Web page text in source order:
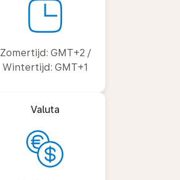
Zomertijd: GMT+2 /
Wintertijd: GMT+1
Valuta